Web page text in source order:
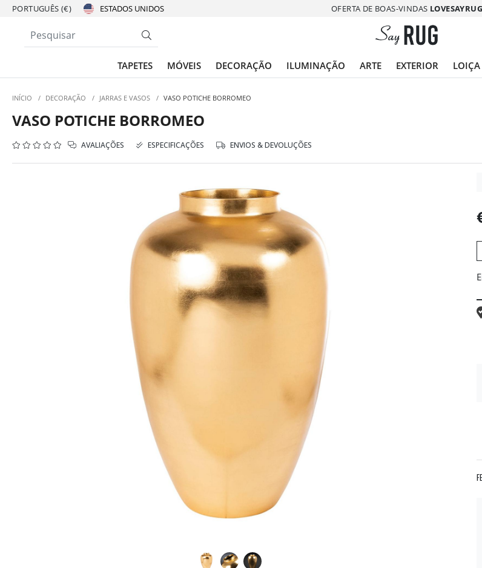
PORTUGUÊS (€) OFERTA DE BOAS-VINDAS LOVESAYRUG
TAPETES MÓVEIS DECORAÇÃO ILUMINAÇÃO ARTE EXTERIOR LOIÇA
INÍCIO / DECORAÇÃO / JARRAS E VASOS / VASO POTICHE BORROMEO
VASO POTICHE BORROMEO
AVALIAÇÕES ESPECIFICAÇÕES ENVIOS & DEVOLUÇÕES